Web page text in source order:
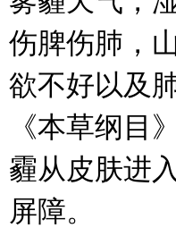
伤脾伤肺，
欲不好以及
《本草纲目
霾从皮肤进
屏障。